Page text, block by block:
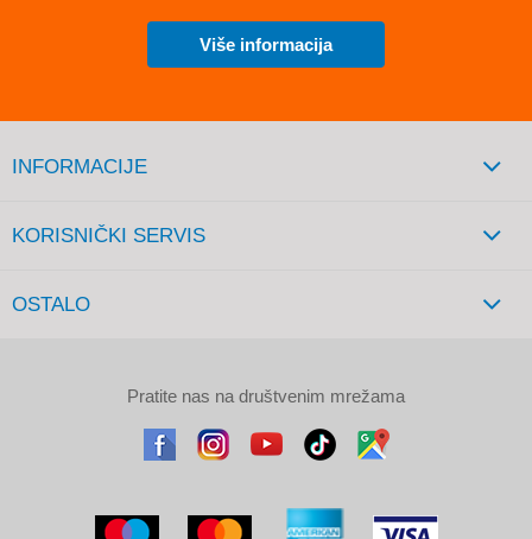
Više informacija
INFORMACIJE
KORISNIČKI SERVIS
OSTALO
Pratite nas na društvenim mrežama